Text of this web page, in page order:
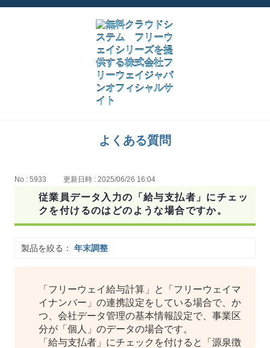
よくある質問
No : 5933 更新日時 : 2025/06/26 16:04
従業員データ入力の「給与支払者」にチェッ
クを付けるのはどのような場合ですか。
製品を絞る： 年末調整
「フリーウェイ給与計算」と「フリーウェイマ
イナンバー」の連携設定をしている場合で、か
つ、会社データ管理の基本情報設定で、事業区
分が「個人」のデータの場合です。
「給与支払者」にチェックを付けると「源泉徴